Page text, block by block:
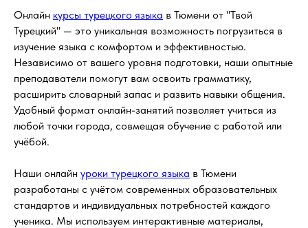
Онлайн курсы турецкого языка в Тюмени от "Твой
Турецкий" — это уникальная возможность погрузиться в
изучение языка с комфортом и эффективностью.
Независимо от вашего уровня подготовки, наши опытные
преподаватели помогут вам освоить грамматику,
расширить словарный запас и развить навыки общения.
Удобный формат онлайн-занятий позволяет учиться из
любой точки города, совмещая обучение с работой или
учёбой.
Наши онлайн уроки турецкого языка в Тюмени
разработаны с учётом современных образовательных
стандартов и индивидуальных потребностей каждого
ученика. Мы используем интерактивные материалы,